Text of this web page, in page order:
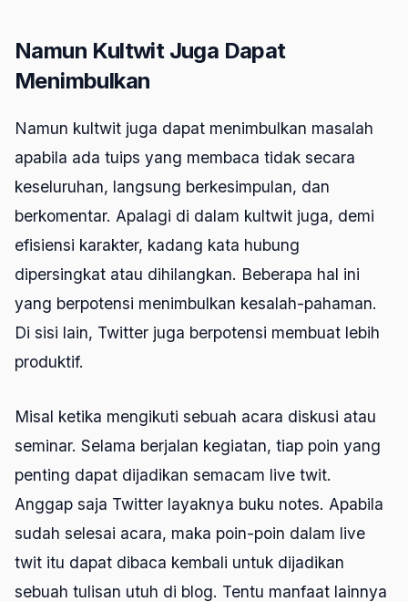
Namun Kultwit Juga Dapat
Menimbulkan
Namun kultwit juga dapat menimbulkan masalah
apabila ada tuips yang membaca tidak secara
keseluruhan, langsung berkesimpulan, dan
berkomentar. Apalagi di dalam kultwit juga, demi
efisiensi karakter, kadang kata hubung
dipersingkat atau dihilangkan. Beberapa hal ini
yang berpotensi menimbulkan kesalah-pahaman.
Di sisi lain, Twitter juga berpotensi membuat lebih
produktif.
Misal ketika mengikuti sebuah acara diskusi atau
seminar. Selama berjalan kegiatan, tiap poin yang
penting dapat dijadikan semacam live twit.
Anggap saja Twitter layaknya buku notes. Apabila
sudah selesai acara, maka poin-poin dalam live
twit itu dapat dibaca kembali untuk dijadikan
sebuah tulisan utuh di blog. Tentu manfaat lainnya